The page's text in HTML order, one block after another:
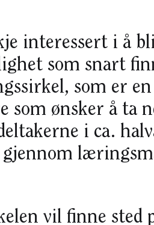
interessert i å
som snart
som er
som ønsker å ta
i ca.
gjennom
vil finne sted